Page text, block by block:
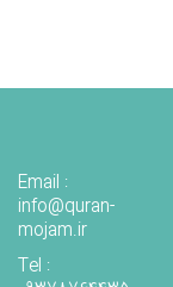
Email :
info@quran-
mojam.ir
Tel :